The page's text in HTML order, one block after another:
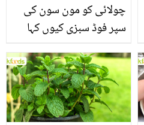
چولائی کو مون سون کی
سپر فوڈ سبزی کیوں کہا
منرلز اور اینٹی آکسیڈنٹس
سے بھرپور اس سبزی کے
فائدے